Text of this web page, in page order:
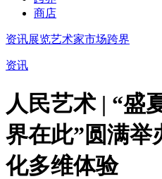
商店
资讯展览艺术家市场跨界
资讯
人民艺术 | “盛
界在此”圆满举
化多维体验